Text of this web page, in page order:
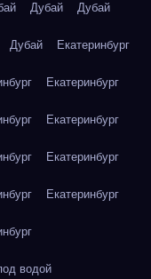
Дубай Дубай
Дубай Екатеринбург
Екатеринбург
Екатеринбург
Екатеринбург
Екатеринбург
водой